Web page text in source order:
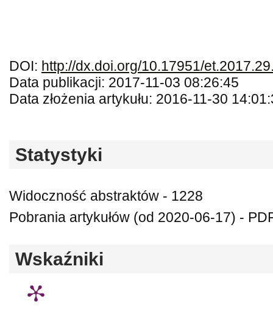
DOI: http://dx.doi.org/10.17951/
Data publikacji: 2017-11-03 08:26:45
Data złożenia artykułu: 2016-11-30
Statystyki
Widoczność abstraktów - 1228
Pobrania artykułów (od 2020-06-17) -
Wskaźniki